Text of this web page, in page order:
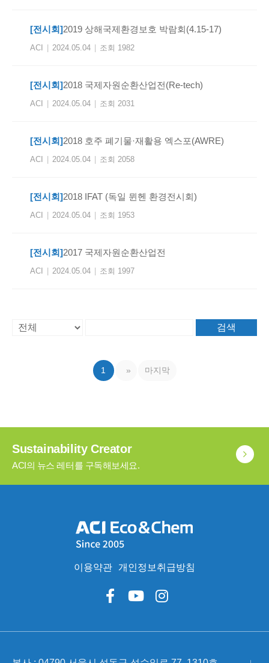
[전시회]2019 상해국제환경보호 박람회(4.15-17)
ACI 2024.05.04 조회 1982
[전시회]2018 국제자원순환산업전(Re-tech)
ACI 2024.05.04 조회 2031
[전시회]2018 호주 폐기물·재활용 엑스포(AWRE)
ACI 2024.05.04 조회 2058
[전시회]2018 IFAT (독일 뮌헨 환경전시회)
ACI 2024.05.04 조회 1953
[전시회]2017 국제자원순환산업전
ACI 2024.05.04 조회 1997
검색
1 » 마지막
Sustainability Creator
ACI의 뉴스 레터를 구독해보세요.
이용약관 개인정보취급방침